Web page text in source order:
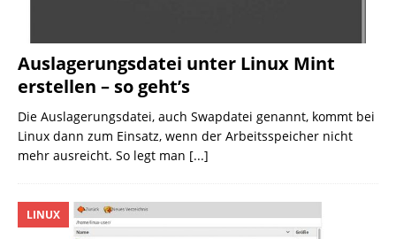
Auslagerungsdatei unter Linux Mint
erstellen – so geht’s
Die Auslagerungsdatei, auch Swapdatei genannt, kommt bei
Linux dann zum Einsatz, wenn der Arbeitsspeicher nicht
mehr ausreicht. So legt man [...]
LINUX